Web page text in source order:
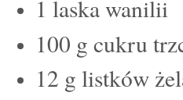
1 laska wanilii
100 g cukru
12 g listków